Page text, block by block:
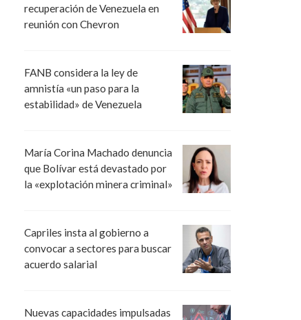
recuperación de Venezuela en
reunión con Chevron
FANB considera la ley de
amnistía «un paso para la
estabilidad» de Venezuela
María Corina Machado denuncia
que Bolívar está devastado por
la «explotación minera criminal»
Capriles insta al gobierno a
convocar a sectores para buscar
acuerdo salarial
Nuevas capacidades impulsadas